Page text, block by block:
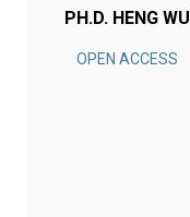
PH.D. HENG WU
OPEN ACCESS